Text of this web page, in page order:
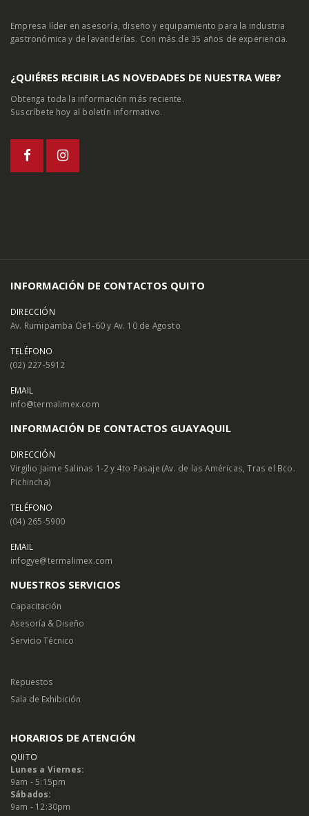
Empresa líder en asesoría, diseño y equipamiento para la industria
gastronómica y de lavanderías. Con más de 35 años de experiencia.
¿QUIÉRES RECIBIR LAS NOVEDADES DE NUESTRA WEB?
Obtenga toda la información más reciente.
Suscríbete hoy al boletín informativo.
INFORMACIÓN DE CONTACTOS QUITO
DIRECCIÓN
Av. Rumipamba Oe1-60 y Av. 10 de Agosto
TELÉFONO
(02) 227-5912
EMAIL
info@termalimex.com
INFORMACIÓN DE CONTACTOS GUAYAQUIL
DIRECCIÓN
Virgilio Jaime Salinas 1-2 y 4to Pasaje (Av. de las Américas, Tras el Bco.
Pichincha)
TELÉFONO
(04) 265-5900
EMAIL
infogye@termalimex.com
NUESTROS SERVICIOS
Capacitación
Asesoría & Diseño
Servicio Técnico
Repuestos
Sala de Exhibición
HORARIOS DE ATENCIÓN
QUITO
Lunes a Viernes:
9am - 5:15pm
Sábados:
9am - 12:30pm